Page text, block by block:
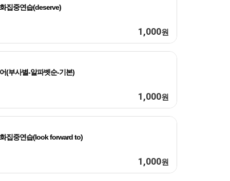
집중연습(deserve)
1,000원
(부사별-알파벳순-기본)
1,000원
집중연습(look forward to)
1,000원